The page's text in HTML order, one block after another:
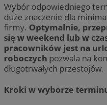
Wybór odpowiedniego
duże znaczenie dla
firmy. Optymalnie,
się w weekend lub w
pracowników jest na
roboczych pozwala na
długotrwałych przestojów.
Kroki w wyborze